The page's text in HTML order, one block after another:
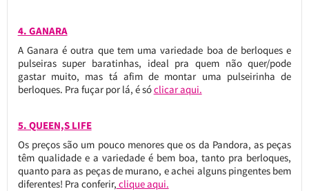
4. GANARA
A Ganara é outra que tem uma variedade boa de berloques e
pulseiras super baratinhas, ideal pra quem não quer/pode
gastar muito, mas tá afim de montar uma pulseirinha de
berloques. Pra fuçar por lá, é sóclicar aqui.
5. QUEEN,S LIFE
Os preços são um pouco menores que os da Pandora, as peças
têm qualidade e a variedade é bem boa, tanto pra berloques,
quanto para as peças de murano, e achei alguns pingentes bem
diferentes! Pra conferir, clique aqui.